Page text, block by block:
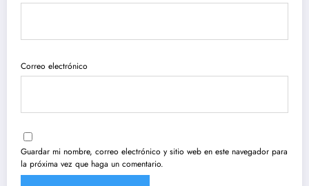
Correo electrónico
Guardar mi nombre, correo electrónico y sitio web en este navegador para
la próxima vez que haga un comentario.